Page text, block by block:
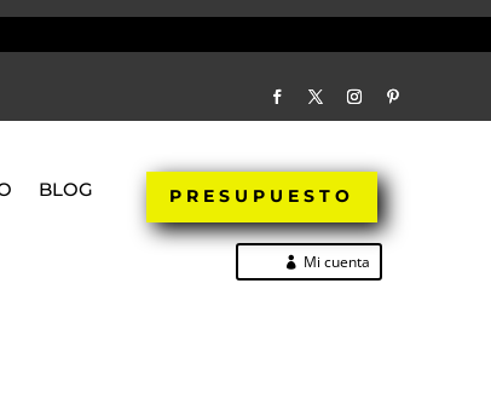
BLOG
PRESUPUESTO
Mi cuenta